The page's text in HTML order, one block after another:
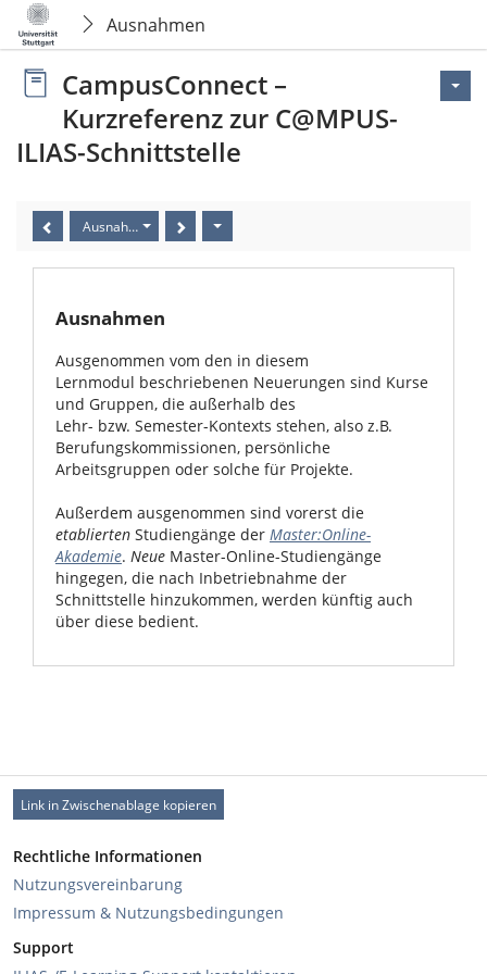
Ausnahmen
CampusConnect –
Kurzreferenz zur C@MPUS-
ILIAS-Schnittstelle
Ausnahmen
Ausnahmen
Ausgenommen vom den in diesem
Lernmodul beschriebenen Neuerungen sind Kurse
und Gruppen, die außerhalb des
Lehr- bzw. Semester-Kontexts stehen, also z.B.
Berufungskommissionen, persönliche
Arbeitsgruppen oder solche für Projekte.
Außerdem ausgenommen sind vorerst die
etablierten Studiengänge der Master:Online-
Akademie. Neue Master-Online-Studiengänge
hingegen, die nach Inbetriebnahme der
Schnittstelle hinzukommen, werden künftig auch
über diese bedient.
Link in Zwischenablage kopieren
Rechtliche Informationen
Nutzungsvereinbarung
Impressum & Nutzungsbedingungen
Support